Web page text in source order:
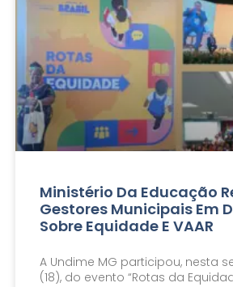
Ministério Da Educação
Gestores Municipais Em
Sobre Equidade E VAAR
A Undime MG participou, nesta
(18), do evento “Rotas da